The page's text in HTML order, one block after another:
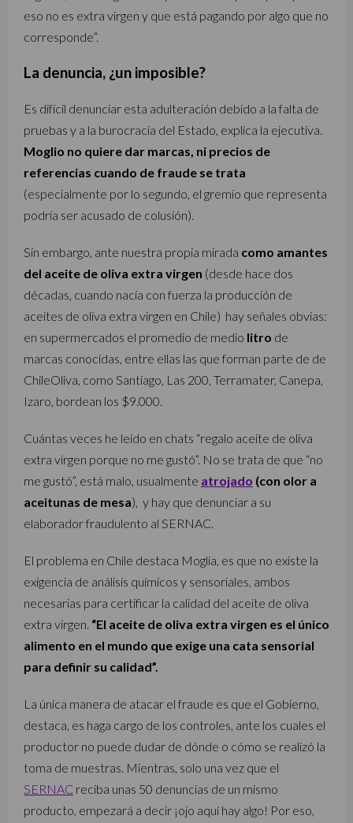
eso no es extra virgen y que está pagando por algo que no
corresponde”.
La denuncia, ¿un imposible?
Es difícil denunciar esta adulteración debido a la falta de
pruebas y a la burocracia del Estado, explica la ejecutiva.
Moglio no quiere dar marcas, ni precios de
referencias cuando de fraude se trata
(especialmente por lo segundo, el gremio que representa
podría ser acusado de colusión).
Sin embargo, ante nuestra propia mirada como amantes
del aceite de oliva extra virgen (desde hace dos
décadas, cuando nacía con fuerza la producción de
aceites de oliva extra virgen en Chile) hay señales obvias:
en supermercados el promedio de medio litro de
marcas conocidas, entre ellas las que forman parte de de
ChileOliva, como Santiago, Las 200, Terramater, Canepa,
Izaro, bordean los $9.000.
Cuántas veces he leído en chats “regalo aceite de oliva
extra virgen porque no me gustó”. No se trata de que “no
me gustó”, está malo, usualmente atrojado (con olor a
aceitunas de mesa), y hay que denunciar a su
elaborador fraudulento al SERNAC.
El problema en Chile destaca Moglia, es que no existe la
exigencia de análisis químicos y sensoriales, ambos
necesarias para certificar la calidad del aceite de oliva
extra virgen. “El aceite de oliva extra virgen es el único
alimento en el mundo que exige una cata sensorial
para definir su calidad”.
La única manera de atacar el fraude es que el Gobierno,
destaca, es haga cargo de los controles, ante los cuales el
productor no puede dudar de dónde o cómo se realizó la
toma de muestras. Mientras, solo una vez que el
SERNAC reciba unas 50 denuncias de un mismo
producto, empezará a decir ¡ojo aquí hay algo! Por eso,